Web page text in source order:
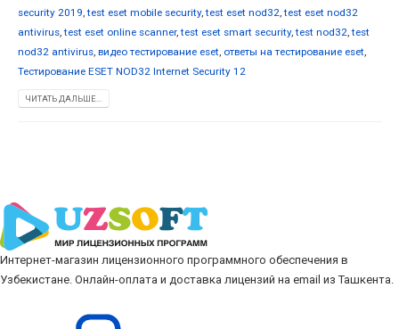
security 2019,test eset mobile security,test eset nod32,test eset nod32
antivirus,test eset online scanner,test eset smart security,test nod32,test
nod32 antivirus, видео тестирование eset, ответы на тестирование eset,
Тестирование ESET NOD32 Internet Security 12
ЧИТАТЬ ДАЛЬШЕ...
Интернет-магазин лицензионного программного обеспечения в
Узбекистане. Онлайн-оплата и доставка лицензий на email из Ташкента.